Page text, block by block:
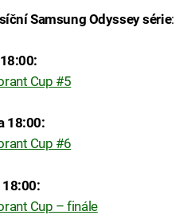
Samsung Odyssey série:
Cup #5
18:00:
Cup #6
18:00:
Cup – finále